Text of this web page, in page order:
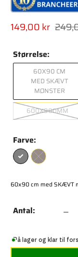
Tilbudspris
149,00 kr
Normal
Størrelse:
60X90 CM
MED SKÆVT
MØNSTER
600X900MM
Farve:
Antal:
På lager og klar til